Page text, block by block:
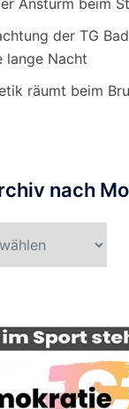
Ansturm beim
der TG
lange Nacht
räumt beim
nach